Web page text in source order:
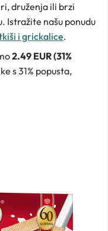
druženja ili brzi
Istražite našu ponudu
i grickalice.
2.49 EUR (31%
s 31% popusta,